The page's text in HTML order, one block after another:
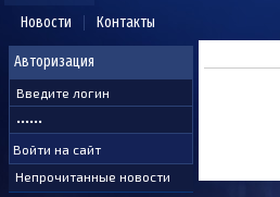
Новости Контакты
Авторизация
Непрочитанные новости